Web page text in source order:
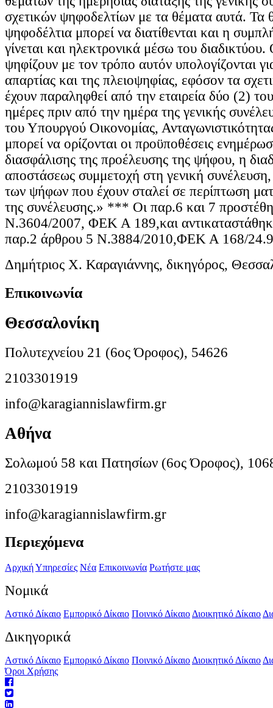
σχετικών ψηφοδελτίων με τα θέματα αυτά. Τα
ψηφοδέλτια μπορεί να διατίθενται και η
γίνεται και ηλεκτρονικά μέσω του διαδικτύου.
ψηφίζουν με τον τρόπο αυτόν υπολογίζονται
απαρτίας και της πλειοψηφίας, εφόσον τα
έχουν παραληφθεί από την εταιρεία δύο (2)
ημέρες πριν από την ημέρα της γενικής
του Υπουργού Οικονομίας,
μπορεί να ορίζονται οι προϋποθέσεις
διασφάλισης της προέλευσης της ψήφου, η
αποστάσεως συμμετοχή στη γενική
των ψήφων που έχουν σταλεί σε περίπτωση
της συνέλευσης.» *** Οι παρ.6 και 7
Ν.3604/2007, ΦΕΚ Α 189,και
παρ.2 άρθρου 5 Ν.3884/2010,ΦΕΚ Α 168/
Δημήτριος Χ. Καραγιάννης, δικηγόρος,
Επικοινωνία
Θεσσαλονίκη
Πολυτεχνείου 21 (6ος Όροφος), 54626
2103301919
info@karagiannislawfirm.gr
Αθήνα
Σολωμού 58 και Πατησίων (6ος Όροφος),
2103301919
info@karagiannislawfirm.gr
Περιεχόμενα
ΑρχικήΥπηρεσίες Νέα Επικοινωνία Ρωτήστε μας
Νομικά
Αστικό Δίκαιο Εμπορικό Δίκαιο Ποινικό Δίκαιο Διοικητικό Δίκαιο
Δικηγορικά
Αστικό Δίκαιο Εμπορικό Δίκαιο Ποινικό Δίκαιο Διοικητικό Δίκαιο
Όροι Χρήσης